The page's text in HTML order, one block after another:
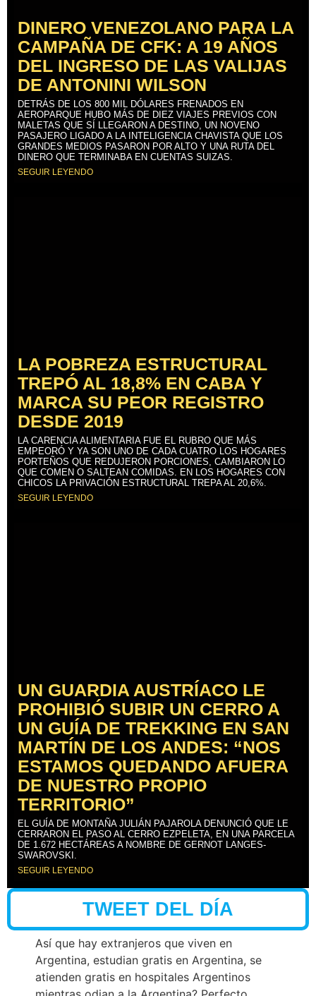
DINERO VENEZOLANO PARA LA
CAMPAÑA DE CFK: A 19 AÑOS
DEL INGRESO DE LAS VALIJAS
DE ANTONINI WILSON
DETRÁS DE LOS 800 MIL DÓLARES FRENADOS EN
AEROPARQUE HUBO MÁS DE DIEZ VIAJES PREVIOS CON
MALETAS QUE SÍ LLEGARON A DESTINO, UN NOVENO
PASAJERO LIGADO A LA INTELIGENCIA CHAVISTA QUE LOS
GRANDES MEDIOS PASARON POR ALTO Y UNA RUTA DEL
DINERO QUE TERMINABA EN CUENTAS SUIZAS.
SEGUIR LEYENDO
LA POBREZA ESTRUCTURAL
TREPÓ AL 18,8% EN CABA Y
MARCA SU PEOR REGISTRO
DESDE 2019
LA CARENCIA ALIMENTARIA FUE EL RUBRO QUE MÁS
EMPEORÓ Y YA SON UNO DE CADA CUATRO LOS HOGARES
PORTEÑOS QUE REDUJERON PORCIONES, CAMBIARON LO
QUE COMEN O SALTEAN COMIDAS. EN LOS HOGARES CON
CHICOS LA PRIVACIÓN ESTRUCTURAL TREPA AL 20,6%.
SEGUIR LEYENDO
UN GUARDIA AUSTRÍACO LE
PROHIBIÓ SUBIR UN CERRO A
UN GUÍA DE TREKKING EN SAN
MARTÍN DE LOS ANDES: “NOS
ESTAMOS QUEDANDO AFUERA
DE NUESTRO PROPIO
TERRITORIO”
EL GUÍA DE MONTAÑA JULIÁN PAJAROLA DENUNCIÓ QUE LE
CERRARON EL PASO AL CERRO EZPELETA, EN UNA PARCELA
DE 1.672 HECTÁREAS A NOMBRE DE GERNOT LANGES-
SWAROVSKI.
SEGUIR LEYENDO
TWEET DEL DÍA
Así que hay extranjeros que viven en
Argentina, estudian gratis en Argentina, se
atienden gratis en hospitales Argentinos